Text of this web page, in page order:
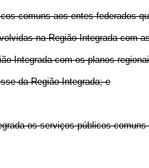
comuns aos entes
na Região Integrada com
Integrada com os planos
da Região Integrada; e
os serviços públicos